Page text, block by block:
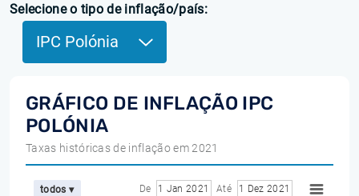
Selecione o tipo de inflação/país:
IPC Polónia
GRÁFICO DE INFLAÇÃO IPC
POLÓNIA
Taxas históricas de inflação em 2021
todos ▾ De 1 Jan 2021 Até 1 Dez 2021